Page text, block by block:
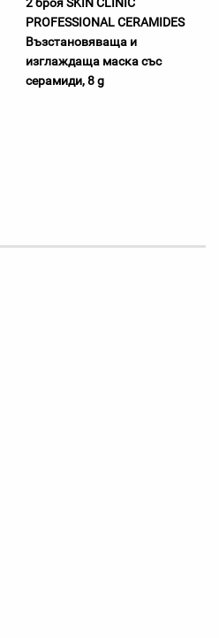
PROFESSIONAL CERAMIDES
Възстановяваща и
изглаждаща маска със
серамиди, 8 g